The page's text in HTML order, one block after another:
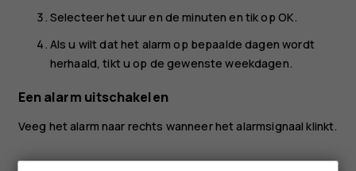
Selecteer het uur en de minuten en tik op OK.
Als u wilt dat het alarm op bepaalde dagen wordt
herhaald, tikt u op de gewenste weekdagen.
Een alarm uitschakelen
Veeg het alarm naar rechts wanneer het alarmsignaal klinkt.